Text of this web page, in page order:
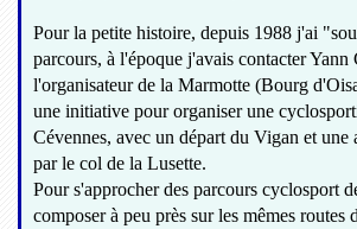
Pour la petite histoire, depuis 1988 j'ai
parcours, à l'époque j'avais contacter Yann
l'organisateur de la Marmotte (Bourg
une initiative pour organiser une
Cévennes, avec un départ du Vigan et une
par le col de la Lusette.
Pour s'approcher des parcours cyclosport
composer à peu près sur les mêmes